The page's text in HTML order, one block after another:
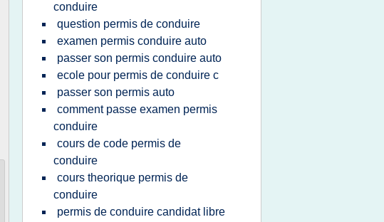
conduire
question permis de conduire
examen permis conduire auto
passer son permis conduire auto
ecole pour permis de conduire c
passer son permis auto
comment passe examen permis
conduire
cours de code permis de
conduire
cours theorique permis de
conduire
permis de conduire candidat libre